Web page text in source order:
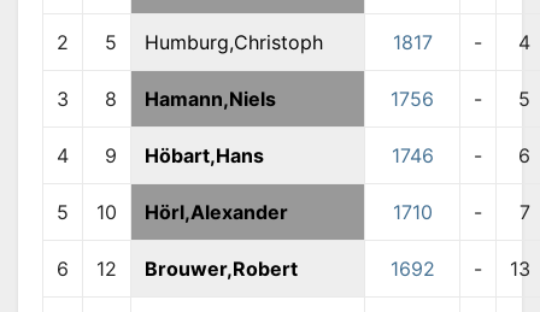
2 5 Humburg,Christoph 1817 - 4
3 8 Hamann,Niels 1756 - 5
4 9 Höbart,Hans 1746 - 6
5 10 Hörl,Alexander 1710 - 7
6 12 Brouwer,Robert 1692 - 13